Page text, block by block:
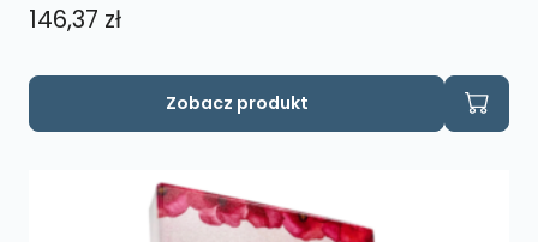
146,37 zł
Zobacz produkt